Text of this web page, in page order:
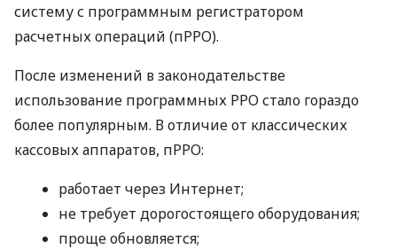
систему с программным регистратором
расчетных операций (пРРО).
После изменений в законодательстве
использование программных РРО стало гораздо
более популярным. В отличие от классических
кассовых аппаратов, пРРО:
работает через Интернет;
не требует дорогостоящего оборудования;
проще обновляется;